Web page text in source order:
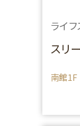
ライ
スリ
南館1F